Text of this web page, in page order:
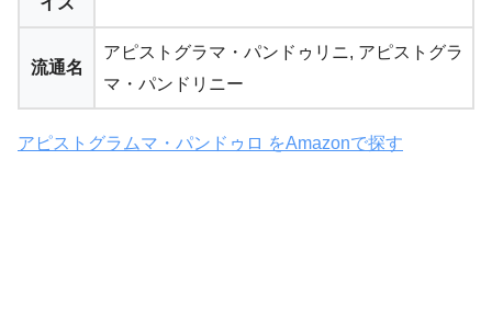
流通名
アピストグラマ・パンドゥリニ, アピストグラ
マ・パンドリニー
アピストグラムマ・パンドゥロ をAmazonで探す